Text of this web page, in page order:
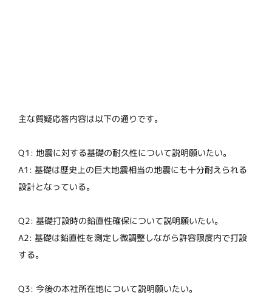
主な質疑応答内容は以下の通りです。
Q1: 地震に対する基礎の耐久性について説明願いたい。
A1: 基礎は歴史上の巨大地震相当の地震にも十分耐えられる
設計となっている。
Q2: 基礎打設時の鉛直性確保について説明願いたい。
A2: 基礎は鉛直性を測定し微調整しながら許容限度内で打設
する。
Q3: 今後の本社所在地について説明願いたい。